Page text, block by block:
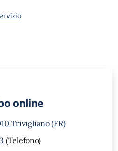
online
Trivigliano (FR)
(Telefono)